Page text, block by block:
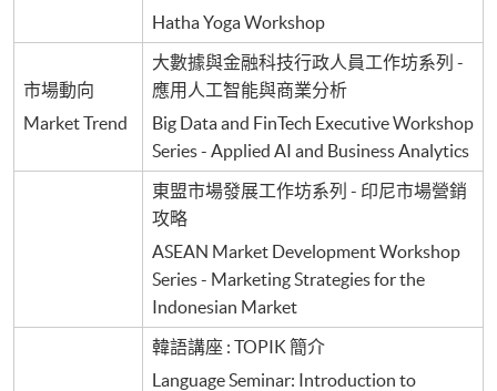
Hatha Yoga Workshop
市場動向
Market Trend
大數據與金融科技行政人員工作坊系列 -
應用人工智能與商業分析
Big Data and FinTech Executive Workshop
Series - Applied AI and Business Analytics
東盟市場發展工作坊系列 - 印尼市場營銷
攻略
ASEAN Market Development Workshop
Series - Marketing Strategies for the
Indonesian Market
韓語講座 : TOPIK 簡介
Language Seminar: Introduction to